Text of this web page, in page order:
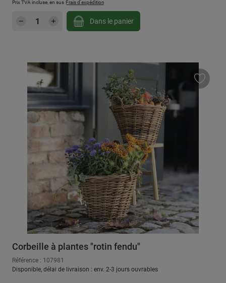
Prix TVA incluse, en sus Frais d'expédition
Quantité de produit : Entrez la quantité
Dans le panier
Corbeille à plantes "rotin fendu"
Référence : 107981
Disponible, délai de livraison : env. 2-3 jours ouvrables